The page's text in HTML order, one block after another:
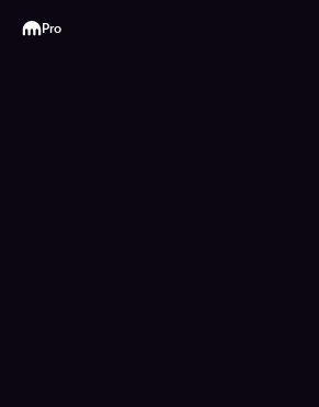
Kraken
Pro